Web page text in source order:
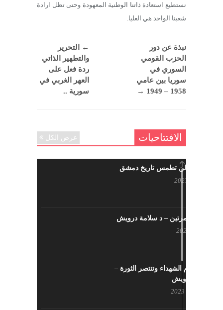
نستطيع استعادة ذاتنا الوطنية المعهودة وحتى تظل ارادة
شعبنا الواحد هي العليا.
←
التحرير
والتطهير الذاتي
ردة فعل على
العهر الغربي في
سورية ..
نبذة عن دور
الحزب القومي
السوري في
سوريا بين عامي
1958 – 1949
→
الافتتاحيات عرض الكل
حرائقكم لن تطمس تاريخ دمشق
لا تقتلونا مرتين – د سلامة درويش
سيزهر دم الشهداء وتنتصر الثورة –
سلامة درويش